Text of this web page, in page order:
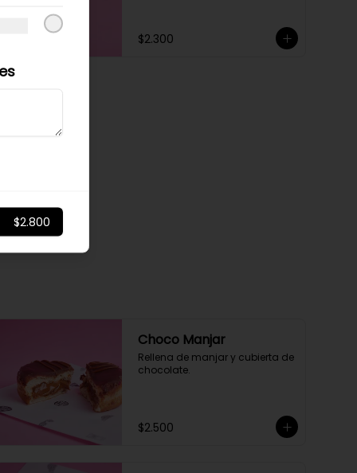
$2.300
Choco Manjar
Rellena de manjar y cubierta de
chocolate.
$2.500
$2.800